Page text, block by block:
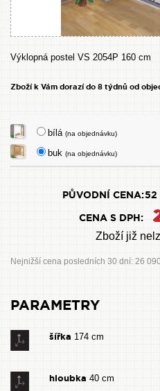
Výklopná postel VS 2054P 160 cm
Zboží k Vám dorazí do 8 týdnů od
bílá (na objednávku)
buk (na objednávku)
PŮVODNÍ CENA:52
CENA S DPH:
Zboží již
Nejnižší cena posledních 30 dní: 26
PARAMETRY
šířka 174 cm
hloubka 40 cm